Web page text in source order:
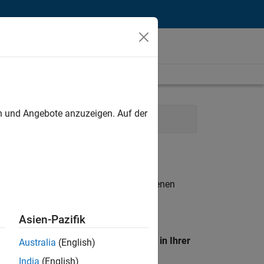
Human Resources
. Wenn Sie noch immer keine offenen
unseres
Standort, um alle Stellenangebote in Ihrer
Angebote anzuzeigen. Auf der
Asien-Pazifik
Australia (English)
India (English)